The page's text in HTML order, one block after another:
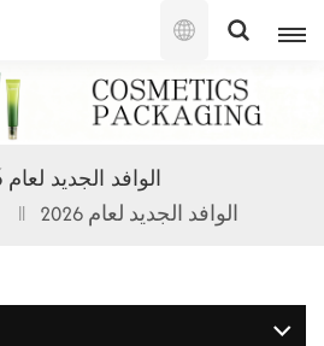
العربية
English
français
español
الوافد الجديد لعام 2026
الوافد الجديد لعام 2026